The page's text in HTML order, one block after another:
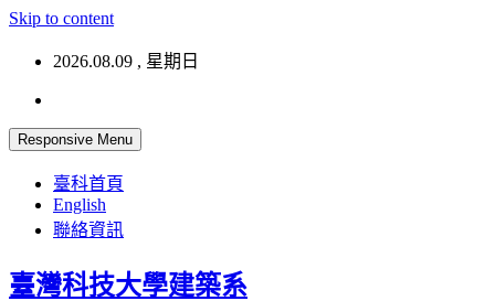
Skip to content
2026.08.09 , 星期日
Responsive Menu
臺科首頁
English
聯絡資訊
臺灣科技大學建築系